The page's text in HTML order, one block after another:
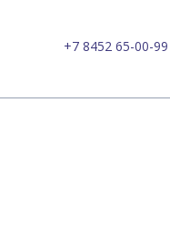
+7 8452 65-00-99